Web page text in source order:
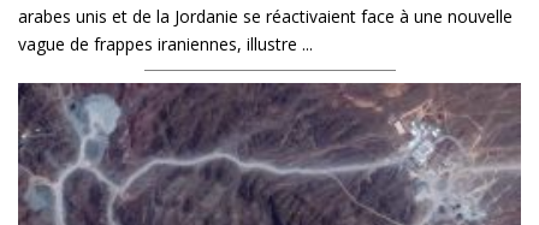
arabes unis et de la Jordanie se réactivaient face à une nouvelle
vague de frappes iraniennes, illustre ...